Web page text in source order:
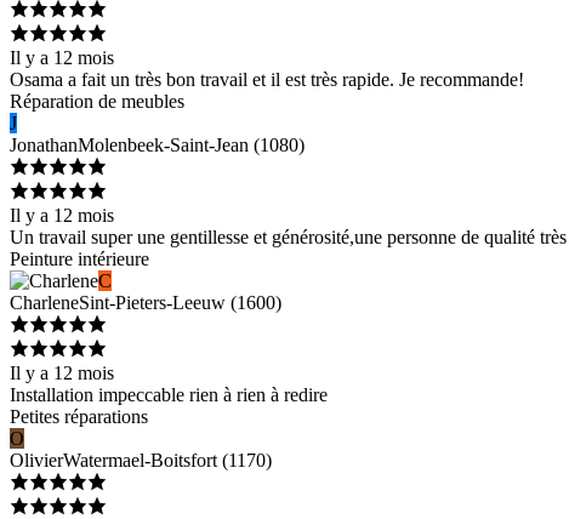
Il y a 12 mois
Osama a fait un très bon travail et il est très rapide. Je recommande!
Réparation de meubles
J
JonathanMolenbeek-Saint-Jean (1080)
Il y a 12 mois
Un travail super une gentillesse et générosité,une personne de qualité
Peinture intérieure
C
CharleneSint-Pieters-Leeuw (1600)
Il y a 12 mois
Installation impeccable rien à rien à redire
Petites réparations
O
OlivierWatermael-Boitsfort (1170)